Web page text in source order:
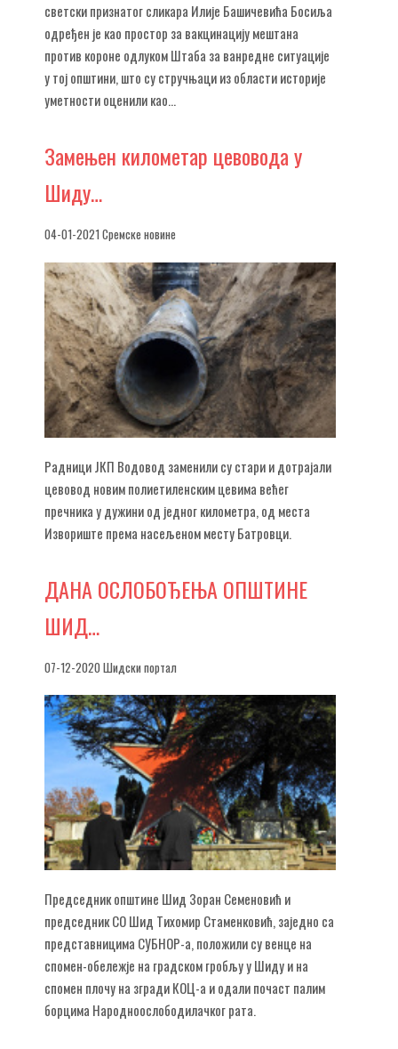
светски признатог сликара Илије Башичевића Босиља
одређен је као простор за вакцинацију мештана
против короне одлуком Штаба за ванредне ситуације
у тој општини, што су стручњаци из области историје
уметности оценили као...
Замењен километар цевовода у
Шиду…
04-01-2021 Сремске новине
Радници ЈКП Водовод заменили су стари и дотрајали
цевовод новим полиетиленским цевима већег
пречника у дужини од једног километра, од места
Извориште према насељеном месту Батровци.
ДАНА ОСЛОБОЂЕЊА ОПШТИНЕ
ШИД…
07-12-2020 Шидски портал
Председник општине Шид Зоран Семеновић и
председник СО Шид Тихомир Стаменковић, заједно са
представницима СУБНОР-а, положили су венце на
спомен-обележје на градском гробљу у Шиду и на
спомен плочу на згради КОЦ-а и одали почаст палим
борцима Народноослободилачког рата.